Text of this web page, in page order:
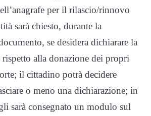
per il rilascio/rinnovo
sarà chiesto, durante la
se desidera dichiarare la
alla donazione dei propri
il cittadino potrà decidere
o meno una dichiarazione; in
sarà consegnato un modulo sul